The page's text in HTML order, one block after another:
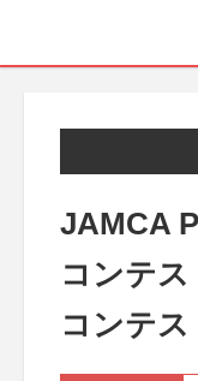
JAMCA
コンテ
コンテス